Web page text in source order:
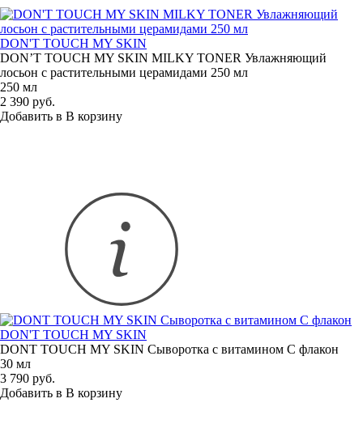
DON'T TOUCH MY SKIN
DON’T TOUCH MY SKIN MILKY TONER Увлажняющий
лосьон с растительными церамидами 250 мл
250 мл
2 390 руб.
Добавить в В корзину
DON'T TOUCH MY SKIN
DONT TOUCH MY SKIN Сыворотка с витамином С флакон
30 мл
3 790 руб.
Добавить в В корзину